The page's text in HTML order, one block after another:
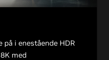
i enestående HDR
med